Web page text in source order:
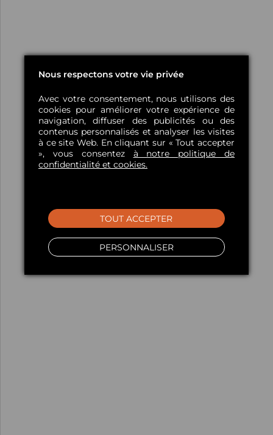
Nous respectons votre vie privée
Avec votre consentement, nous utilisons des
cookies pour améliorer votre expérience de
navigation, diffuser des publicités ou des
contenus personnalisés et analyser les visites
à ce site Web. En cliquant sur « Tout accepter
», vous consentez à notre politique de
confidentialité et cookies.
PERSONNALISER
TOUT ACCEPTER